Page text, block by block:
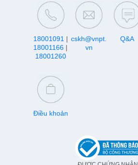
18001091 |
18001166 |
18001260
cskh@vnpt.
vn
Q&A
Điều khoản